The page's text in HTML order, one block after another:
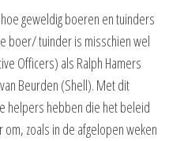
geweldig boeren en tuinders
boer/ tuinder is misschien wel
Officers) als Ralph Hamers
Beurden (Shell). Met dit
helpers hebben die het beleid
zoals in de afgelopen weken